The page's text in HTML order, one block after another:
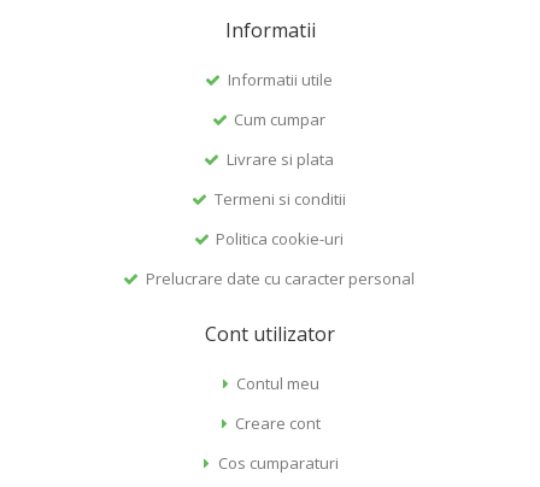
Informatii
Informatii utile
Cum cumpar
Livrare si plata
Termeni si conditii
Politica cookie-uri
Prelucrare date cu caracter personal
Cont utilizator
Contul meu
Creare cont
Cos cumparaturi